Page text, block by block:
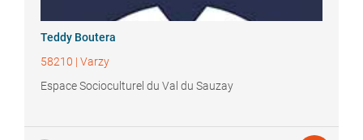
Teddy Boutera
58210 | Varzy
Espace Socioculturel du Val du Sauzay